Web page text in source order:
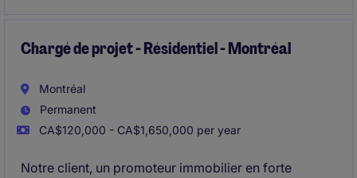
Chargé de projet - Résidentiel - Montréal
Montréal
Permanent
CA$120,000 - CA$1,650,000 per year
Notre client, un promoteur immobilier en forte